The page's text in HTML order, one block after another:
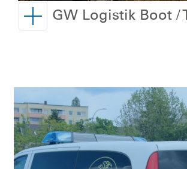
GW Logistik Boot /